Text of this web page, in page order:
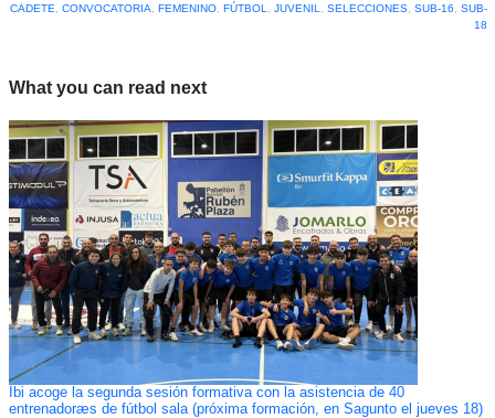
CADETE
CONVOCATORIA FEMENINO, FÚTBOL JUVENIL SELECCIONES, SUB-16
SUB-
18
What you can read next
Ibi acoge la segunda sesión formativa con la asistencia de 40
entrenadoræs de fútbol sala (próxima formación, en Sagunto el jueves 18)